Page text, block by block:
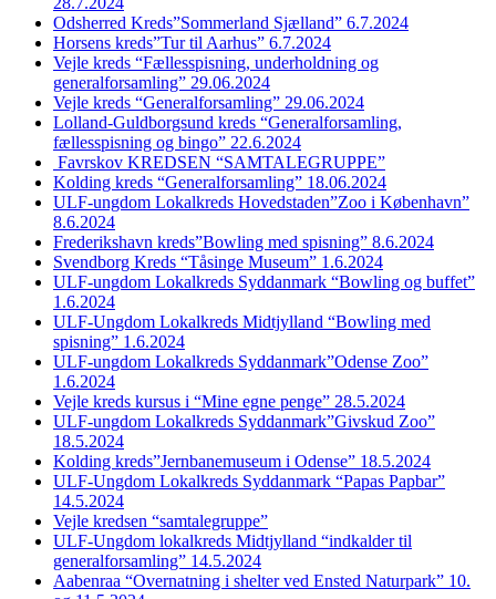
Odsherred Kreds”Sommerland Sjælland” 6.7.2024
Horsens kreds”Tur til Aarhus” 6.7.2024
Vejle kreds “Fællesspisning, underholdning og
generalforsamling” 29.06.2024
Vejle kreds “Generalforsamling” 29.06.2024
Lolland-Guldborgsund kreds “Generalforsamling,
fællesspisning og bingo” 22.6.2024
Favrskov KREDSEN “SAMTALEGRUPPE”
Kolding kreds “Generalforsamling” 18.06.2024
ULF-ungdom Lokalkreds Hovedstaden”Zoo i København”
8.6.2024
Frederikshavn kreds”Bowling med spisning” 8.6.2024
Svendborg Kreds “Tåsinge Museum” 1.6.2024
ULF-ungdom Lokalkreds Syddanmark “Bowling og buffet”
1.6.2024
ULF-Ungdom Lokalkreds Midtjylland “Bowling med
spisning” 1.6.2024
ULF-ungdom Lokalkreds Syddanmark”Odense Zoo”
1.6.2024
Vejle kreds kursus i “Mine egne penge” 28.5.2024
ULF-ungdom Lokalkreds Syddanmark”Givskud Zoo”
18.5.2024
Kolding kreds”Jernbanemuseum i Odense” 18.5.2024
ULF-Ungdom Lokalkreds Syddanmark “Papas Papbar”
14.5.2024
Vejle kredsen “samtalegruppe”
ULF-Ungdom lokalkreds Midtjylland “indkalder til
generalforsamling” 14.5.2024
Aabenraa “Overnatning i shelter ved Ensted Naturpark” 10.